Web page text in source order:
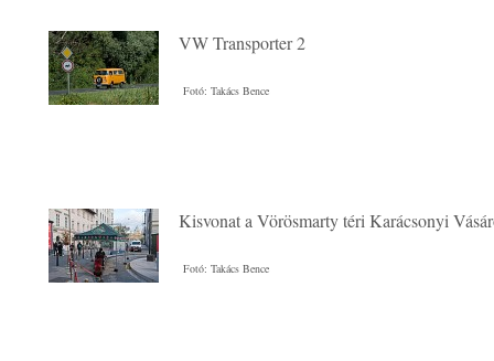
VW Transporter 2
Fotó: Takács Bence
Kisvonat a Vörösmarty téri Karácsonyi
Fotó: Takács Bence